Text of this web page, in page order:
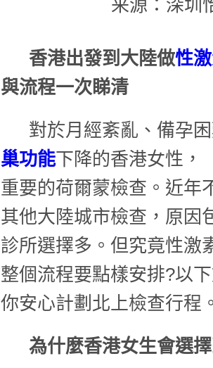
来源：深圳
香港出發到大陸做性
與流程一次睇清
對於月經紊亂、備孕
巢功能下降的香港女性，
重要的荷爾蒙檢查。近年
其他大陸城市檢查，原因
診所選擇多。但究竟性激
整個流程要點樣安排?以
你安心計劃北上檢查行程。
為什麼香港女生會選